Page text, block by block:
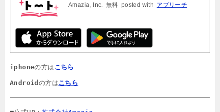
Amazia, Inc. 無料 posted with アプリーチ
iphoneの方は こちら
Android の方はこちら